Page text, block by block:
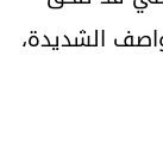
الشديدة،